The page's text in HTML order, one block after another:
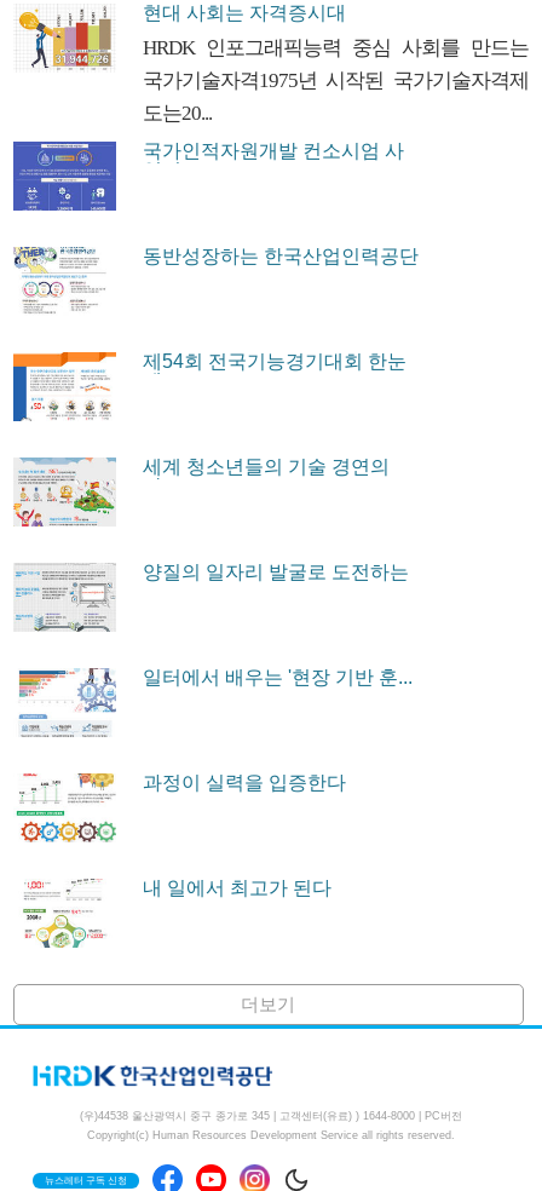
현대 사회는 자격증시대
HRDK 인포그래픽능력 중심 사회를 만드는
국가기술자격1975년 시작된 국가기술자격제
도는20...
국가인적자원개발 컨소시엄 사
업이...
동반성장하는 한국산업인력공단
제54회 전국기능경기대회 한눈
에...
세계 청소년들의 기술 경연의
장...
양질의 일자리 발굴로 도전하는
일터에서 배우는 '현장 기반 훈...
과정이 실력을 입증한다
내 일에서 최고가 된다
더보기
(우)44538 울산광역시 중구 종가로 345 | 고객센터(유료) ) 1644-8000
PC버전
Copyright(c) Human Resources Development Service all rights reserved.
뉴스레터 구독 신청